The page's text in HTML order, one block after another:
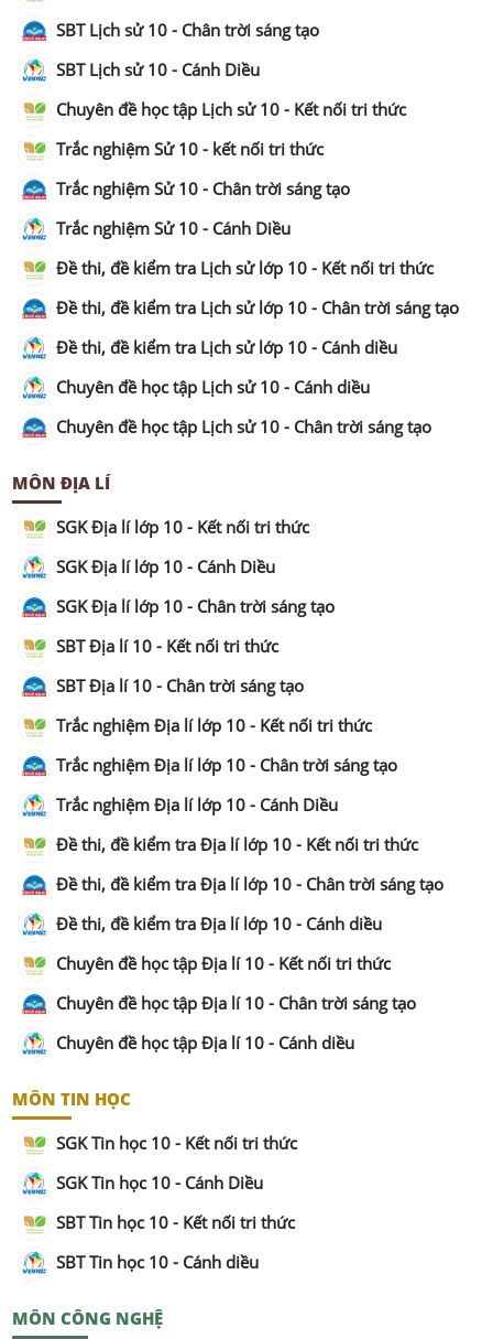
SBT Lịch sử 10 - Chân trời sáng tạo
SBT Lịch sử 10 - Cánh Diều
Chuyên đề học tập Lịch sử 10 - Kết nối tri thức
Trắc nghiệm Sử 10 - kết nối tri thức
Trắc nghiệm Sử 10 - Chân trời sáng tạo
Trắc nghiệm Sử 10 - Cánh Diều
Đề thi, đề kiểm tra Lịch sử lớp 10 - Kết nối tri thức
Đề thi, đề kiểm tra Lịch sử lớp 10 - Chân trời sáng tạo
Đề thi, đề kiểm tra Lịch sử lớp 10 - Cánh diều
Chuyên đề học tập Lịch sử 10 - Cánh diều
Chuyên đề học tập Lịch sử 10 - Chân trời sáng tạo
MÔN ĐỊA LÍ
SGK Địa lí lớp 10 - Kết nối tri thức
SGK Địa lí lớp 10 - Cánh Diều
SGK Địa lí lớp 10 - Chân trời sáng tạo
SBT Địa lí 10 - Kết nối tri thức
SBT Địa lí 10 - Chân trời sáng tạo
Trắc nghiệm Địa lí lớp 10 - Kết nối tri thức
Trắc nghiệm Địa lí lớp 10 - Chân trời sáng tạo
Trắc nghiệm Địa lí lớp 10 - Cánh Diều
Đề thi, đề kiểm tra Địa lí lớp 10 - Kết nối tri thức
Đề thi, đề kiểm tra Địa lí lớp 10 - Chân trời sáng tạo
Đề thi, đề kiểm tra Địa lí lớp 10 - Cánh diều
Chuyên đề học tập Địa lí 10 - Kết nối tri thức
Chuyên đề học tập Địa lí 10 - Chân trời sáng tạo
Chuyên đề học tập Địa lí 10 - Cánh diều
MÔN TIN HỌC
SGK Tin học 10 - Kết nối tri thức
SGK Tin học 10 - Cánh Diều
SBT Tin học 10 - Kết nối tri thức
SBT Tin học 10 - Cánh diều
MÔN CÔNG NGHỆ